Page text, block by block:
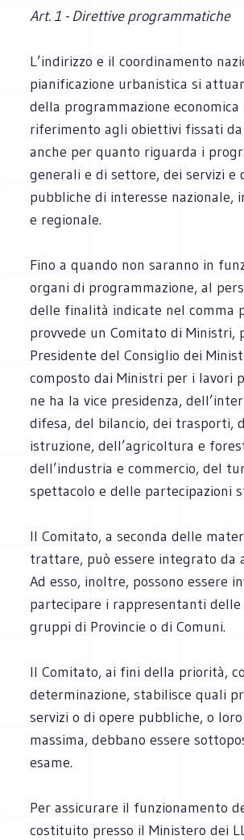
Art. 1 - Direttive programmatiche
L’indirizzo e il coordinamento
pianificazione urbanistica si
della programmazione economica
riferimento agli obiettivi fissati
anche per quanto riguarda i
generali e di settore, dei servizi e
pubbliche di interesse nazionale,
e regionale.
Fino a quando non saranno in
organi di programmazione, al
delle finalità indicate nel comma
provvede un Comitato di Ministri,
Presidente del Consiglio dei
composto dai Ministri per i lavori
ne ha la vice presidenza,
difesa, del bilancio, dei trasporti,
istruzione, dell’agricoltura e
dell’industria e commercio, del
spettacolo e delle partecipazioni
Il Comitato, a seconda delle
trattare, può essere integrato da
Ad esso, inoltre, possono essere
partecipare i rappresentanti delle
gruppi di Provincie o di Comuni.
Il Comitato, ai fini della priorità,
determinazione, stabilisce quali
servizi o di opere pubbliche, o
massima, debbano essere
esame.
Per assicurare il funzionamento
costituito presso il Ministero dei